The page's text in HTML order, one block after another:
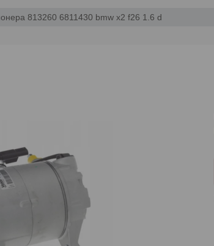
813260 6811430 bmw x2 f26 1.6 d